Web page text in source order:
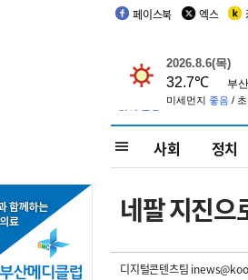
페이스북 엑스
사회 정치
네팔 지진으
디지털콘텐츠팀